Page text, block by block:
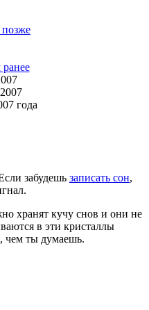
года
забудешь записать сон,
хранят кучу снов и они не
в эти кристаллы
чем ты думаешь.